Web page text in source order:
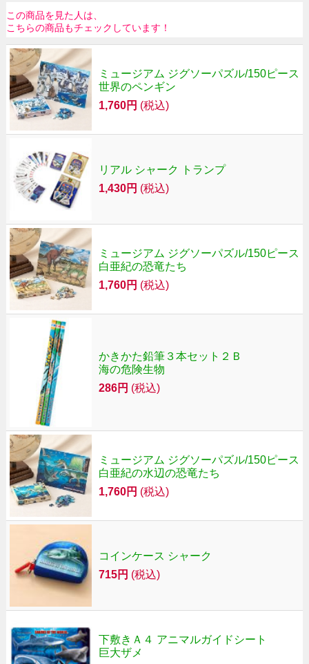
この商品を見た人は、
こちらの商品もチェックしています！
ミュージアム ジグソーパズル/150ピース
世界のペンギン
1,760円 (税込)
リアル シャーク トランプ
1,430円 (税込)
ミュージアム ジグソーパズル/150ピース
白亜紀の恐竜たち
1,760円 (税込)
かきかた鉛筆３本セット２Ｂ
海の危険生物
286円 (税込)
ミュージアム ジグソーパズル/150ピース
白亜紀の水辺の恐竜たち
1,760円 (税込)
コインケース シャーク
715円 (税込)
下敷きＡ４ アニマルガイドシート
巨大ザメ